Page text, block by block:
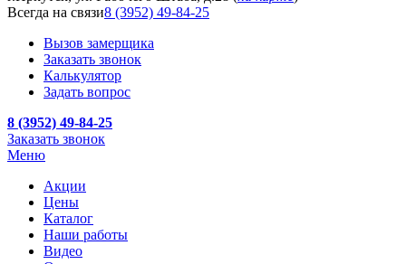
Всегда на связи8 (3952) 49-84-25
Вызов замерщика
Заказать звонок
Калькулятор
Задать вопрос
8 (3952) 49-84-25
Заказать звонок
Меню
Акции
Цены
Каталог
Наши работы
Видео